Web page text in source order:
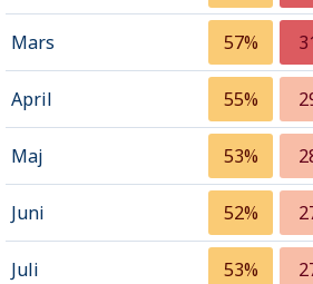
Mars 57%
April 55%
Maj 53%
Juni 52%
Juli 53%